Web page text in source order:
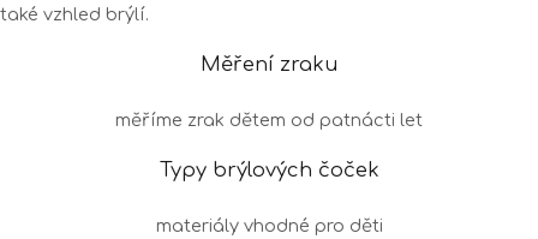
také vzhled brýlí.
Měření zraku
měříme zrak dětem od patnácti let
Typy brýlových čoček
materiály vhodné pro děti